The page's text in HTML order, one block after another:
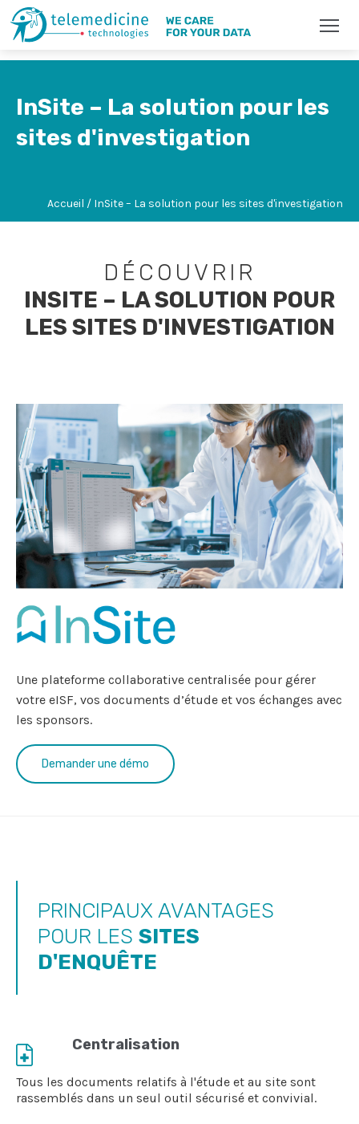
InSite – La solution pour les
sites d'investigation
Accueil / InSite – La solution pour les sites d'investigation
DÉCOUVRIR
INSITE – LA SOLUTION POUR
LES SITES D'INVESTIGATION
Une plateforme collaborative centralisée pour gérer
votre eISF, vos documents d’étude et vos échanges avec
les sponsors.
Demander une démo
PRINCIPAUX AVANTAGES
POUR LES SITES
D'ENQUÊTE
Centralisation
Tous les documents relatifs à l'étude et au site sont
rassemblés dans un seul outil sécurisé et convivial.